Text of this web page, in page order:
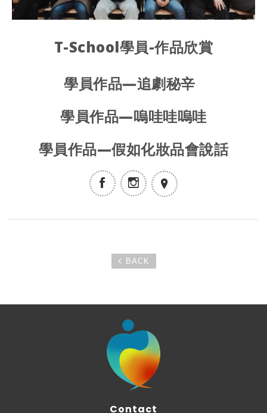
T-School學員-作品欣賞
學員作品—追劇秘⾟
學員作品—嗚哇哇嗚哇
學員作品—假如化妝品會說話
BACK
Contact